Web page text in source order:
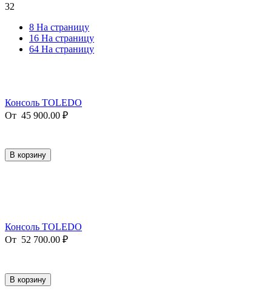
32
8 На страницу
16 На страницу
64 На страницу
Консоль TOLEDO
От 45 900.00 ₽
В корзину
Консоль TOLEDO
От 52 700.00 ₽
В корзину